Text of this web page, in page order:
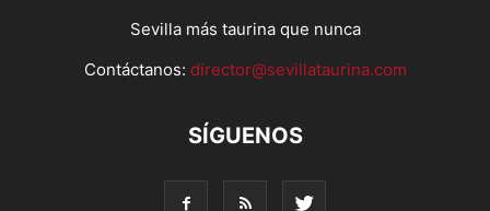
Sevilla más taurina que nunca
Contáctanos: director@sevillataurina.com
SÍGUENOS